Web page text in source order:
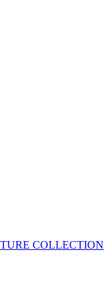
COLLECTION